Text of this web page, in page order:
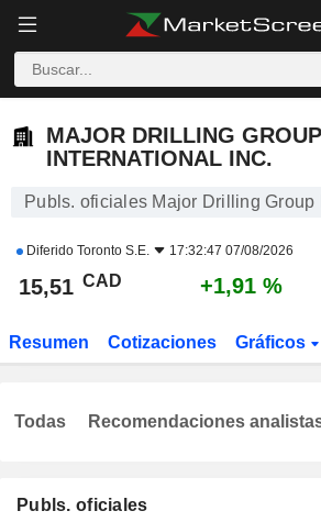
MAJOR DRILLING GROUP
INTERNATIONAL INC.
Publs. oficiales Major Drilling Group
Diferido Toronto S.E. 17:32:47 07/08/2026
15,51 CAD +1,91 %
Resumen Cotizaciones Gráficos
Publs. oficiales
Todas Recomendaciones